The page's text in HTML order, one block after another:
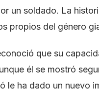
un soldado. La
propios del género
que su
él se mostró
le ha dado un nuevo